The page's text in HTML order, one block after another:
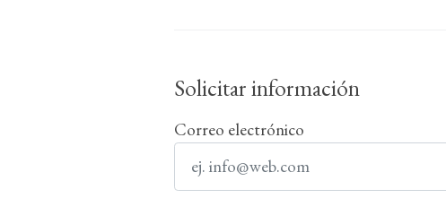
Solicitar información
Correo electrónico